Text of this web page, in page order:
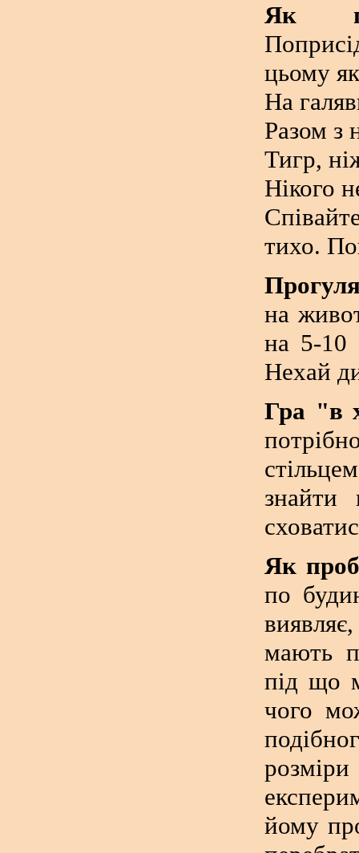
Як
цьому
На
Разом з
Тигр,
Нікого
тихо.
на
на 5-10
Нехай
Гра "в
знайти
Як
по
мають
під що
чого
йому